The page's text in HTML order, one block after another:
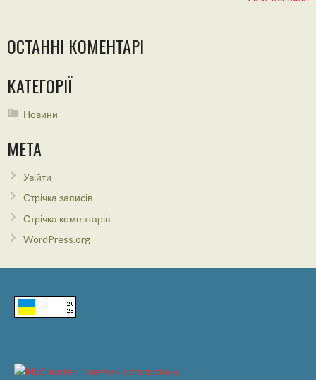
ОСТАННІ КОМЕНТАРІ
КАТЕГОРІЇ
Новини
МЕТА
Увійти
Стрічка записів
Стрічка коментарів
WordPress.org